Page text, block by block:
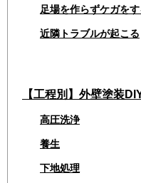
足場を作らずケガをす
近隣トラブルが起こる
【工程別】外壁塗装
高圧洗浄
養生
下地処理